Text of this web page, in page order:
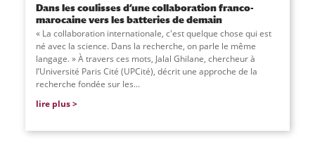
Dans les coulisses d’une collaboration franco-
marocaine vers les batteries de demain
« La collaboration internationale, c'est quelque chose qui est
né avec la science. Dans la recherche, on parle le même
langage. » À travers ces mots, Jalal Ghilane, chercheur à
l’Université Paris Cité (UPCité), décrit une approche de la
recherche fondée sur les...
lire plus